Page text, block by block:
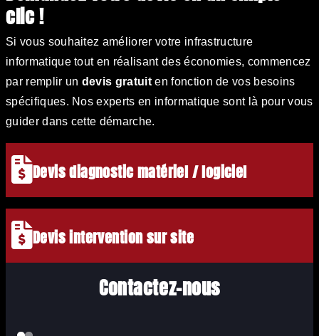
clic !
Si vous souhaitez améliorer votre infrastructure
informatique tout en réalisant des économies, commencez
par remplir un devis gratuiten fonction de vos besoins
spécifiques. Nos experts en informatique sont là pour vous
guider dans cette démarche.
Devis diagnostic matériel / logiciel
Devis intervention sur site
Contactez-nous